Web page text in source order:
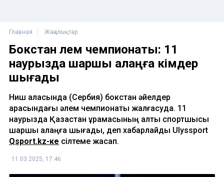
Главная Жаңалықтар
Бокстан әлем чемпионаты: 11
наурызда шаршы алаңға кімдер
шығады
Ниш қаласында (Сербия) бокстан әйелдер
арасындағы әлем чемпионаты жалғасуда. 11
наурызда Қазақстан құрамасының алты спортшысы
шаршы алаңға шығады, деп хабарлайды Ulyssport
Qsport.kz-ке сілтеме жасап.
11.03.2025, 17:46